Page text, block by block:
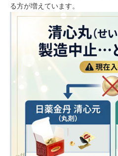
る方が増えています。